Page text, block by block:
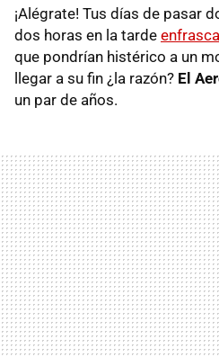
¡Alégrate! Tus días de pasar
dos horas en la tarde
que pondrían histérico a un
llegar a su fin ¿la razón? El
un par de años.